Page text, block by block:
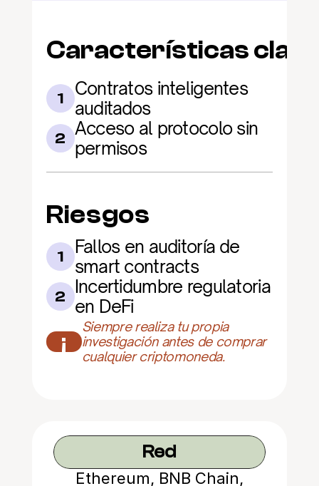
Características
1
Contratos inteligentes
auditados
2 Acceso al protocolo sin
permisos
Riesgos
1
Fallos en auditoría de
smart contracts
2 Incertidumbre regulatoria
en DeFi
¡
Siempre realiza tu propia
investigación antes de comprar
cualquier criptomoneda.
Red
Ethereum, BNB Chain,